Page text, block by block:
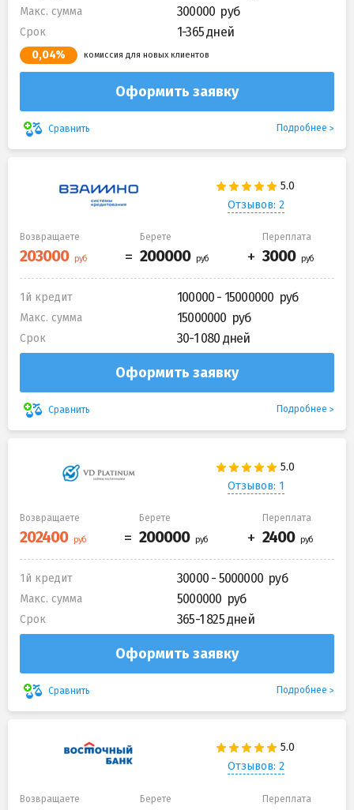
Макс. сумма 300000
Срок 1-365 дней
0,04% комиссия для новых клиентов
Оформить заявку
Сравнить Подробнее
Отзывов: 2
Возвращаете Берете Переплата
1й кредит 100000 - 15000000
Макс. сумма 15000000
Срок 30-1 080 дней
Оформить заявку
Сравнить Подробнее
Отзывов: 1
Возвращаете Берете Переплата
1й кредит 30000 - 5000000
Макс. сумма 5000000
Срок 365-1 825 дней
Оформить заявку
Сравнить Подробнее
Отзывов: 2
Возвращаете Берете Переплата